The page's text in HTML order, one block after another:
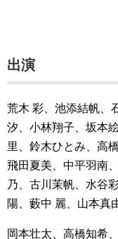
出演
荒木 彩、池添結帆、
汐、小林翔子、坂本
里、鈴木ひとみ、高
飛田夏美、中平羽南
乃、古川茉帆、水谷
陽、藪中 麗、山本真
岡本壮太、高橋知希